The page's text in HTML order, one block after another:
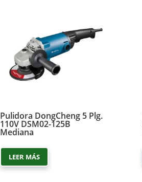
Pulidora DongCheng 5 Plg.
110V DSM02-125B
Mediana
LEER MÁS